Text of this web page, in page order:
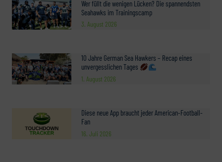
Wer füllt die wenigen Lücken? Die spannendsten
Seahawks im Trainingscamp
3. August 2026
10 Jahre German Sea Hawkers – Recap eines
unvergesslichen Tages
1. August 2026
Diese neue App braucht jeder American-Football-
Fan
16. Juli 2026